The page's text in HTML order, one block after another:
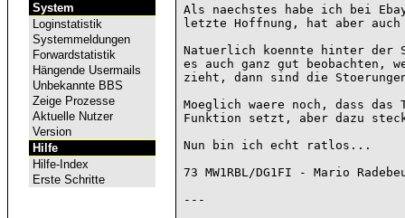
System
Loginstatistik
Systemmeldungen
Forwardstatistik
Hängende Usermails
Unbekannte BBS
Zeige Prozesse
Aktuelle Nutzer
Version
Hilfe
Hilfe-Index
Erste Schritte
Als naechstes habe ich bei
letzte Hoffnung, hat aber
Natuerlich koennte hinter der
es auch ganz gut beobachten,
zieht, dann sind die
Moeglich waere noch, dass
Funktion setzt, aber dazu
Nun bin ich echt ratlos...
73 MW1RBL/DG1FI - Mario
---